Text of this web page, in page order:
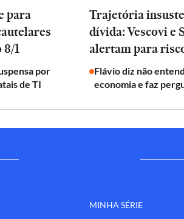
para
8/1
por
de TI
Trajetória
dívida: Vescovi e
alertam para
Flávio diz não
economia e faz
MINHA SÉRIE